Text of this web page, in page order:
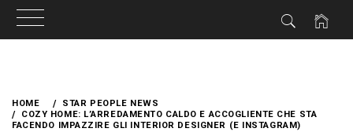
content
HOME
STAR PEOPLE NEWS
COZY HOME: L’ARREDAMENTO CALDO E ACCOGLIENTE CHE STA
FACENDO IMPAZZIRE GLI INTERIOR DESIGNER (E INSTAGRAM)